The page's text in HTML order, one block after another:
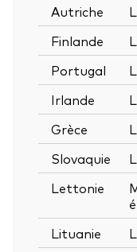
Autriche
Finlande
Portugal
Irlande
Grèce
Slovaquie
Lettonie
Lituanie